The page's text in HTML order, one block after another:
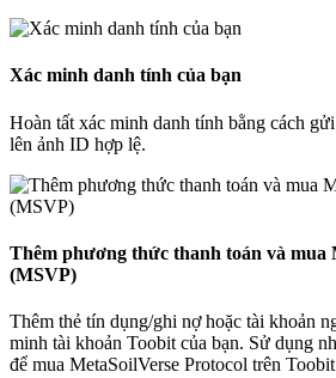
Xác minh danh tính của bạn
Hoàn tất xác minh danh tính bằng cách
lên ảnh ID hợp lệ.
Thêm phương thức thanh toán và mua
(MSVP)
Thêm thẻ tín dụng/ghi nợ hoặc tài khoản
minh tài khoản Toobit của bạn. Sử dụng
để mua MetaSoilVerse Protocol trên